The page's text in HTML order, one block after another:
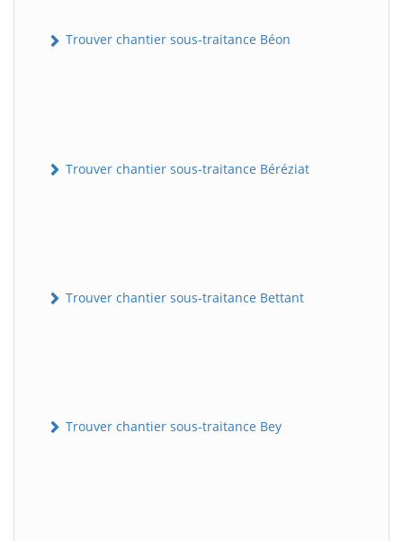
Trouver chantier sous-traitance Béon
Trouver chantier sous-traitance Béréziat
Trouver chantier sous-traitance Bettant
Trouver chantier sous-traitance Bey